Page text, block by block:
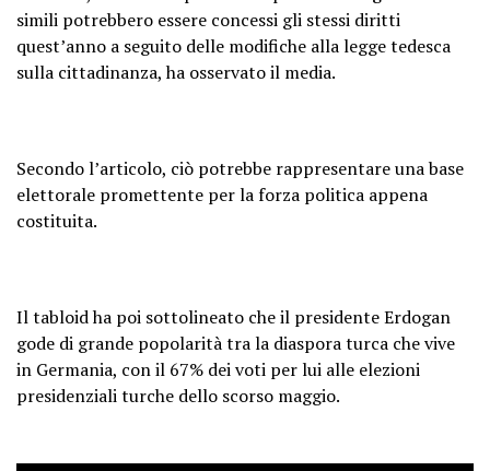
simili potrebbero essere concessi gli stessi diritti
quest’anno a seguito delle modifiche alla legge tedesca
sulla cittadinanza, ha osservato il media.
Secondo l’articolo, ciò potrebbe rappresentare una base
elettorale promettente per la forza politica appena
costituita.
Il tabloid ha poi sottolineato che il presidente Erdogan
gode di grande popolarità tra la diaspora turca che vive
in Germania, con il 67% dei voti per lui alle elezioni
presidenziali turche dello scorso maggio.